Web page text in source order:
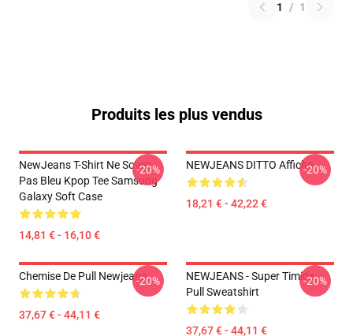
1 / 1
Produits les plus vendus
NewJeans T-Shirt Ne Soyez
Pas Bleu Kpop Tee Samsung
Galaxy Soft Case
14,81 € - 16,10 €
-20% NEWJEANS DITTO Affiche
18,21 € - 42,22 €
-20%
Chemise De Pull Newjeans
37,67 € - 44,11 €
-20%
NEWJEANS - Super Timide
Pull Sweatshirt
37,67 € - 44,11 €
-20%